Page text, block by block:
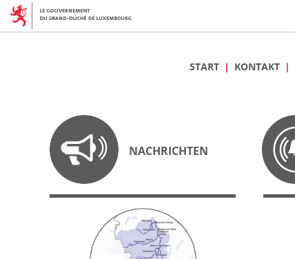
START KONTAKT
NACHRICHTEN